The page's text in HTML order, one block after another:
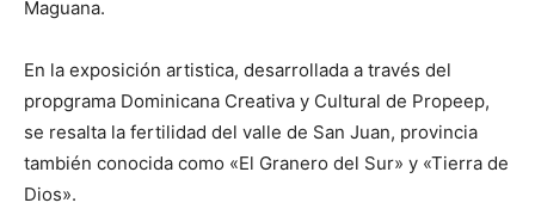
Maguana.
En la exposición artistica, desarrollada a través del
propgrama Dominicana Creativa y Cultural de Propeep,
se resalta la fertilidad del valle de San Juan, provincia
también conocida como «El Granero del Sur» y «Tierra de
Dios».